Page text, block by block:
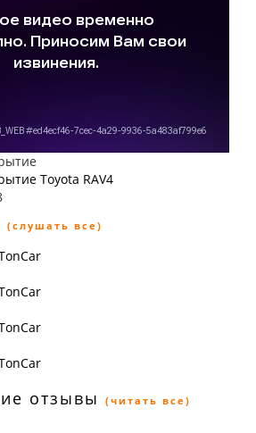
Toyota RAV4
(слушать все)
отзывы (читать все)